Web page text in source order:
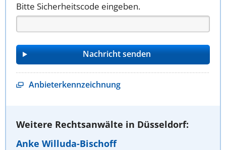
Bitte Sicherheitscode eingeben.
Anbieterkennzeichnung
Weitere Rechtsanwälte in Düsseldorf:
Anke Willuda-Bischoff